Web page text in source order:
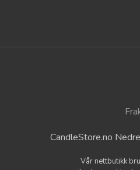
CandleStore.no
Vår nettbutikk